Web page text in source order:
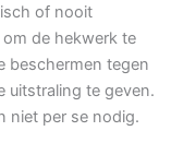
of nooit
de hekwerk te
beschermen tegen
uitstraling te geven.
niet per se nodig.